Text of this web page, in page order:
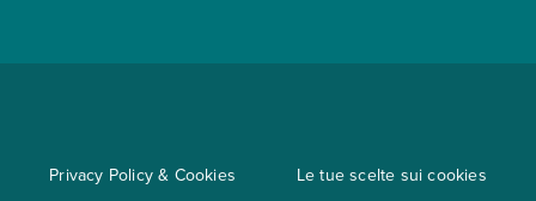
Mappa del sito
Privacy Policy & Cookies Le tue scelte sui cookies